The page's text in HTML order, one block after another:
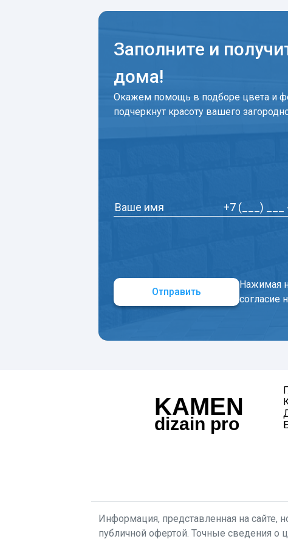
Заполните и
дома!
Окажем помощь в подборе цвета и
подчеркнут красоту вашего
Отправить
Нажимая
согласие
KAMEN
dizain pro
Информация, представленная на сайте,
публичной офертой. Точные сведения